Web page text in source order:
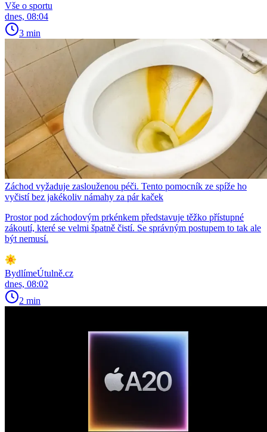
Vše o sportu
dnes, 08:04
3 min
Záchod vyžaduje zaslouženou péči. Tento pomocník ze spíže ho
vyčistí bez jakékoliv námahy za pár kaček
Prostor pod záchodovým prkénkem představuje těžko přístupné
zákoutí, které se velmi špatně čistí. Se správným postupem to tak ale
být nemusí.
BydlímeÚtulně.cz
dnes, 08:02
2 min